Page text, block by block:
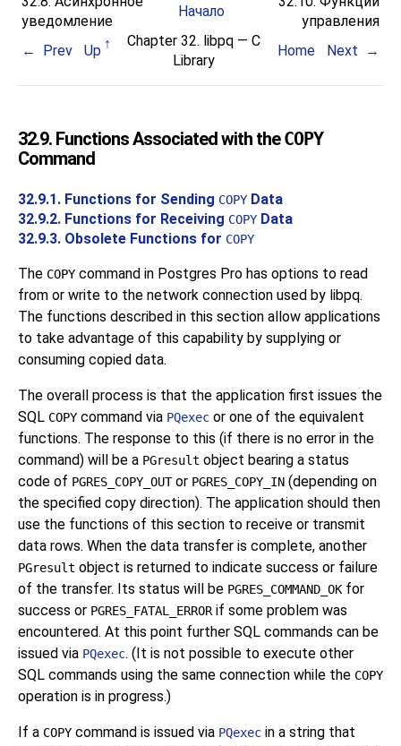
уведомление
Начало
управления
Prev
Up
Chapter 32. libpq— C
Library
Home Next
32.9. Functions Associated with theCOPY
Command
32.9.1. Functions for Sending COPY Data
32.9.2. Functions for Receiving COPY Data
32.9.3. Obsolete Functions for COPY
The COPY command in Postgres Pro has options to read
from or write to the network connection used by libpq.
The functions described in this section allow applications
to take advantage of this capability by supplying or
consuming copied data.
The overall process is that the application first issues the
SQL COPY command via PQexec or one of the equivalent
functions. The response to this (if there is no error in the
command) will be a PGresult object bearing a status
code of PGRES_COPY_OUTor PGRES_COPY_IN (depending on
the specified copy direction). The application should then
use the functions of this section to receive or transmit
data rows. When the data transfer is complete, another
PGresult object is returned to indicate success or failure
of the transfer. Its status will be PGRES_COMMAND_OKfor
success or PGRES_FATAL_ERRORif some problem was
encountered. At this point further SQL commands can be
issued via PQexec. (It is not possible to execute other
SQL commands using the same connection while the COPY
operation is in progress.)
If a COPY command is issued via PQexec in a string that